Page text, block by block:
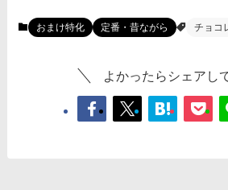
おまけ特化 定番・昔ながら チョコ
よかったらシェアし